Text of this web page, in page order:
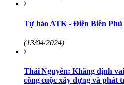
Tự hào ATK - Điện Biên Phủ
(13/04/2024)
Thái Nguyên: Khẳng định
công cuộc xây dựng và phát